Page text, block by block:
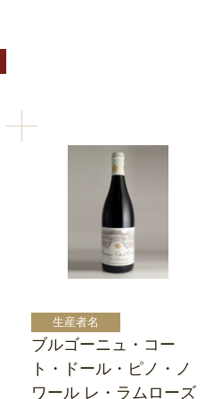
ブルゴーニュ・コー
ト・ドール・ピノ・ノ
ワール レ・ラムローズ